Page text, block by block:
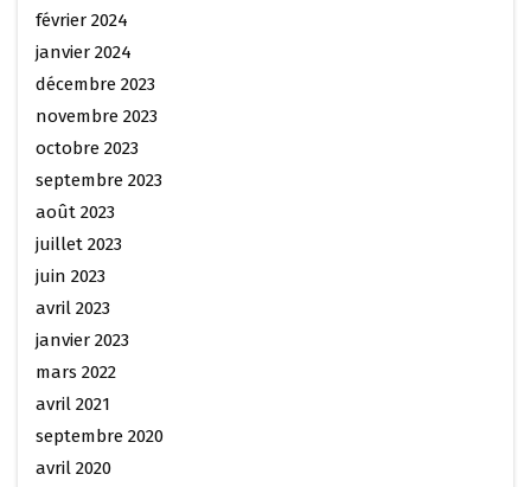
février 2024
janvier 2024
décembre 2023
novembre 2023
octobre 2023
septembre 2023
août 2023
juillet 2023
juin 2023
avril 2023
janvier 2023
mars 2022
avril 2021
septembre 2020
avril 2020